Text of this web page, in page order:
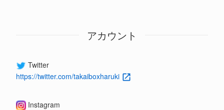
アカウント
Twitter
https://twitter.com/takaiboxharuki
Instagram